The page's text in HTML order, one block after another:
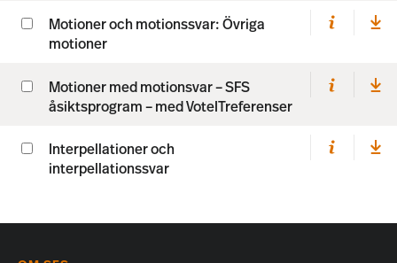
Motioner och motionssvar: Övriga
motioner
Motioner med motionsvar – SFS
åsiktsprogram – med VoteITreferenser
Interpellationer och
interpellationssvar